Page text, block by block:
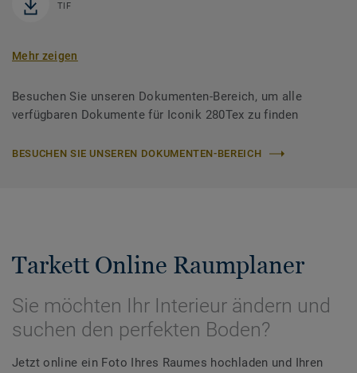
TIF
Mehr zeigen
Besuchen Sie unseren Dokumenten-Bereich, um alle
verfügbaren Dokumente für Iconik 280Tex zu finden
BESUCHEN SIE UNSEREN DOKUMENTEN-BEREICH
Tarkett Online Raumplaner
Sie möchten Ihr Interieur ändern und
suchen den perfekten Boden?
Jetzt online ein Foto Ihres Raumes hochladen und Ihren